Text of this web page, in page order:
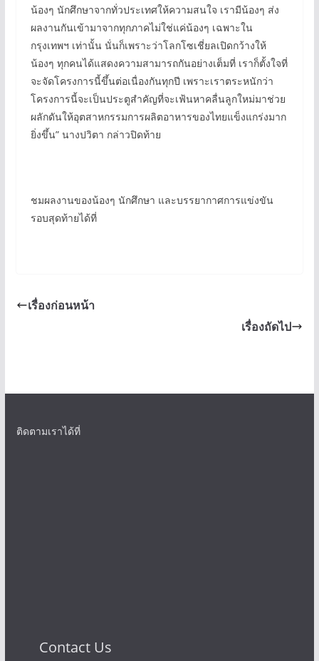
น้องๆ นักศึกษาจากทั่วประเทศให้ความสนใจ เรามีน้องๆ ส่ง
ผลงานกันเข้ามาจากทุกภาคไม่ใช่แค่น้องๆ เฉพาะใน
กรุงเทพฯ เท่านั้น นั่นก็เพราะว่าโลกโซเชี่ยลเปิดกว้างให้
น้องๆ ทุกคนได้แสดงความสามารถกันอย่างเต็มที่ เราก็ตั้งใจที่
จะจัดโครงการนี้ขึ้นต่อเนื่องกันทุกปี เพราะเราตระหนักว่า
โครงการนี้จะเป็นประตูสำคัญที่จะเฟ้นหาคลื่นลูกใหม่มาช่วย
ผลักดันให้อุตสาหกรรมการผลิตอาหารของไทยแข็งแกร่งมาก
ยิ่งขึ้น” นางปวิตา กล่าวปิดท้าย
ชมผลงานของน้องๆ นักศึกษา และบรรยากาศการแข่งขัน
รอบสุดท้ายได้ที่
เรื่องก่อนหน้า
เรื่องถัดไป
ติดตามเราได้ที่
Contact Us